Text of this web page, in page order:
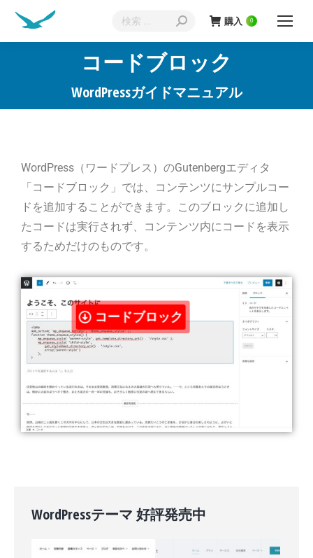
購入 0
コードブロック
WordPressガイドマニュアル
現在地:
WordPress（ワードプレス）のGutenbergエディタ
「コードブロック」では、コンテンツにサンプルコー
ドを追加することができます。このブロックに追加し
たコードは実行されず、コンテンツ内にコードを表示
するためだけのものです。
コードブロック
WordPressテーマ 好評発売中